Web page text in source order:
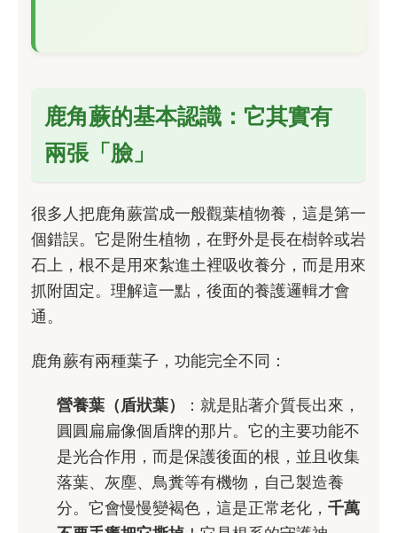
鹿角蕨的基本認識：它其實有
兩張「臉」
很多人把鹿角蕨當成一般觀葉植物養，這是第一
個錯誤。它是附生植物，在野外是長在樹幹或岩
石上，根不是用來紮進土裡吸收養分，而是用來
抓附固定。理解這一點，後面的養護邏輯才會
通。
鹿角蕨有兩種葉子，功能完全不同：
營養葉（盾狀葉）
：就是貼著介質長出來，
圓圓扁扁像個盾牌的那片。它的主要功能不
是光合作用，而是保護後面的根，並且收集
落葉、灰塵、鳥糞等有機物，自己製造養
分。它會慢慢變褐色，這是正常老化， 千萬